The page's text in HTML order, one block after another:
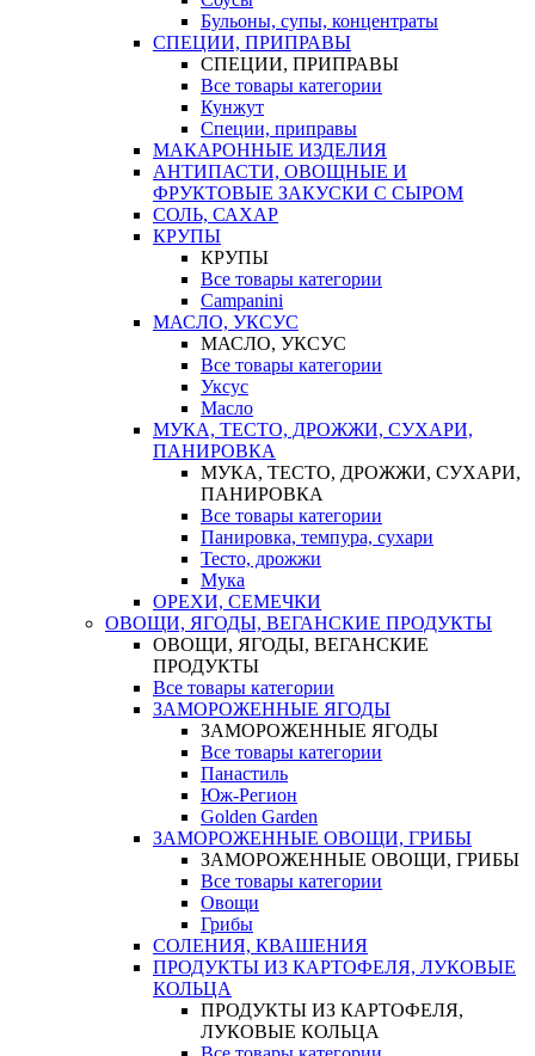
Бульоны, супы, концентраты
СПЕЦИИ, ПРИПРАВЫ
СПЕЦИИ, ПРИПРАВЫ
Все товары категории
Кунжут
Специи, приправы
МАКАРОННЫЕ ИЗДЕЛИЯ
АНТИПАСТИ, ОВОЩНЫЕ И
ФРУКТОВЫЕ ЗАКУСКИ С СЫРОМ
СОЛЬ, САХАР
КРУПЫ
КРУПЫ
Все товары категории
Campanini
МАСЛО, УКСУС
МАСЛО, УКСУС
Все товары категории
Уксус
Масло
МУКА, ТЕСТО, ДРОЖЖИ, СУХАРИ,
ПАНИРОВКА
МУКА, ТЕСТО, ДРОЖЖИ, СУХАРИ,
ПАНИРОВКА
Все товары категории
Панировка, темпура, сухари
Тесто, дрожжи
Мука
ОРЕХИ, СЕМЕЧКИ
ОВОЩИ, ЯГОДЫ, ВЕГАНСКИЕ ПРОДУКТЫ
ОВОЩИ, ЯГОДЫ, ВЕГАНСКИЕ
ПРОДУКТЫ
Все товары категории
ЗАМОРОЖЕННЫЕ ЯГОДЫ
ЗАМОРОЖЕННЫЕ ЯГОДЫ
Все товары категории
Панастиль
Юж-Регион
Golden Garden
ЗАМОРОЖЕННЫЕ ОВОЩИ, ГРИБЫ
ЗАМОРОЖЕННЫЕ ОВОЩИ, ГРИБЫ
Все товары категории
Овощи
Грибы
СОЛЕНИЯ, КВАШЕНИЯ
ПРОДУКТЫ ИЗ КАРТОФЕЛЯ, ЛУКОВЫЕ
КОЛЬЦА
ПРОДУКТЫ ИЗ КАРТОФЕЛЯ,
ЛУКОВЫЕ КОЛЬЦА